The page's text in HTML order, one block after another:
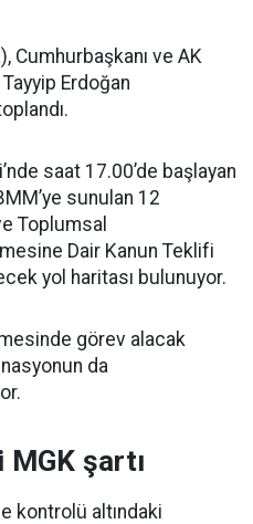
Cumhurbaşkanı ve AK
Erdoğan
saat 17.00’de başlayan
sunulan 12
Toplumsal
Dair Kanun Teklifi
yol haritası bulunuyor.
görev alacak
da
şartı
kontrolü altındaki